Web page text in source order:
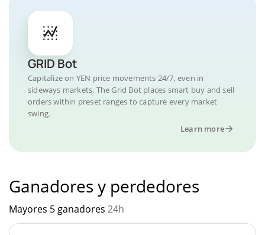
GRID Bot
Capitalize on YEN price movements 24/7, even in
sideways markets. The Grid Bot places smart buy and sell
orders within preset ranges to capture every market
swing.
Learn more
Ganadores y perdedores
Mayores 5 ganadores 24h